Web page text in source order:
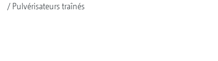
Pulvérisateurs traînés